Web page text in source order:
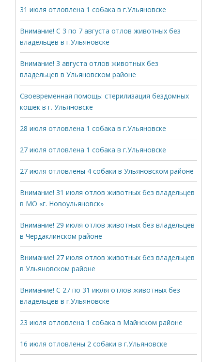
31 июля отловлена 1 собака в г.Ульяновске
Внимание! С 3 по 7 августа отлов животных без
владельцев в г.Ульяновске
Внимание! 3 августа отлов животных без
владельцев в Ульяновском районе
Своевременная помощь: стерилизация бездомных
кошек в г. Ульяновске
28 июля отловлена 1 собака в г.Ульяновске
27 июля отловлена 1 собака в г.Ульяновске
27 июля отловлены 4 собаки в Ульяновском районе
Внимание! 31 июля отлов животных без владельцев
в МО «г. Новоульяновск»
Внимание! 29 июля отлов животных без владельцев
в Чердаклинском районе
Внимание! 27 июля отлов животных без владельцев
в Ульяновском районе
Внимание! С 27 по 31 июля отлов животных без
владельцев в г.Ульяновске
23 июля отловлена 1 собака в Майнском районе
16 июля отловлены 2 собаки в г.Ульяновске